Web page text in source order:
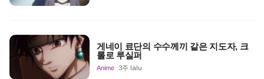
게네이 료단의 수수께끼 같은 지도자, 크
롤로 루실퍼
Anime 3주 lalu